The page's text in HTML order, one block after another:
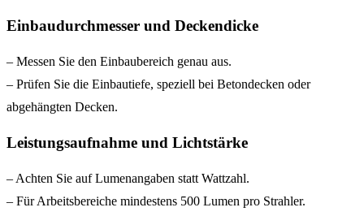
Einbaudurchmesser und Deckendicke
– Messen Sie den Einbaubereich genau aus.
– Prüfen Sie die Einbautiefe, speziell bei Betondecken oder
abgehängten Decken.
Leistungsaufnahme und Lichtstärke
– Achten Sie auf Lumenangaben statt Wattzahl.
– Für Arbeitsbereiche mindestens 500 Lumen pro Strahler.